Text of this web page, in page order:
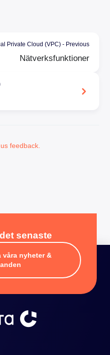
Private Cloud (VPC) - Previous
Nätverksfunktioner
feedback.
senaste
våra nyheter &